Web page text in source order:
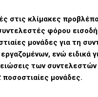
στις κλίμακες
φόρου
μονάδες για τη
ενώ ειδικά
των
ποσοστιαίες μονάδες.